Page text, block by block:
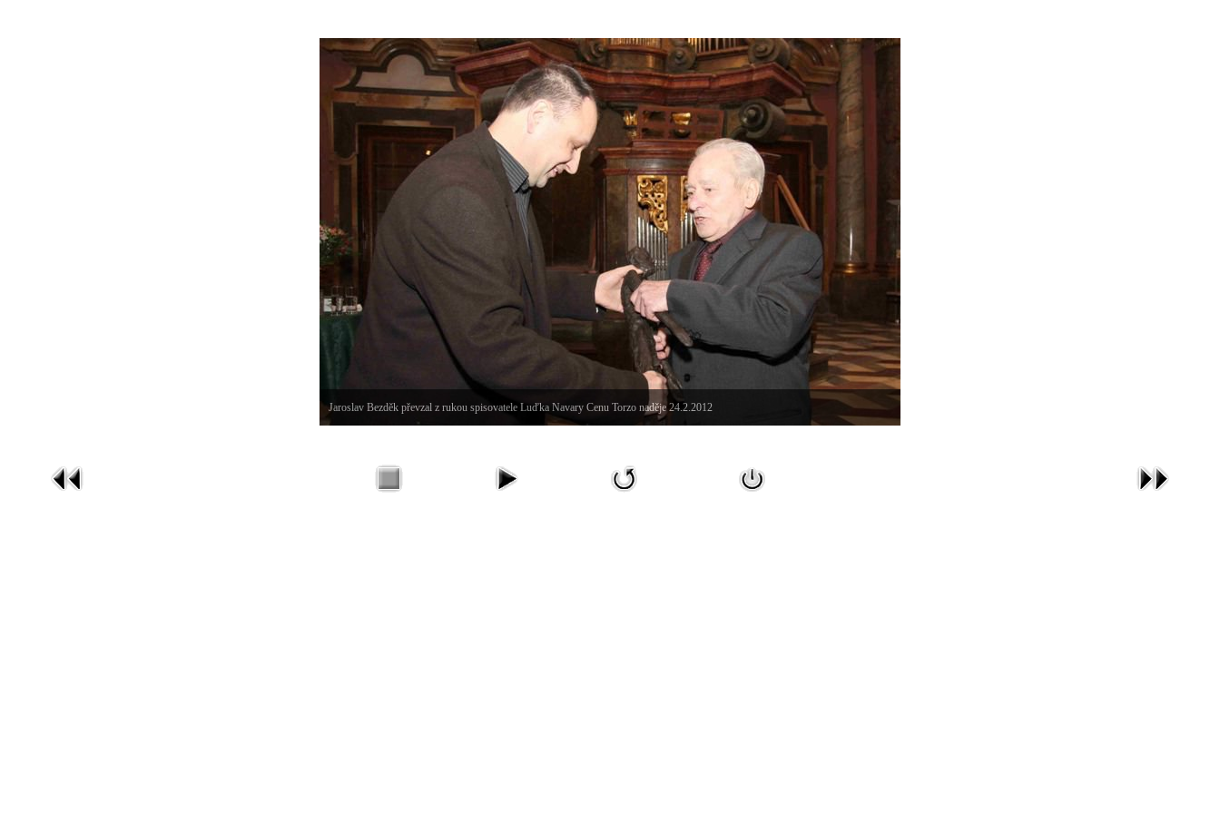
Jaroslav Bezděk převzal z rukou spisovatele Luďka Navary Cenu Torzo naděje 24.2.2012